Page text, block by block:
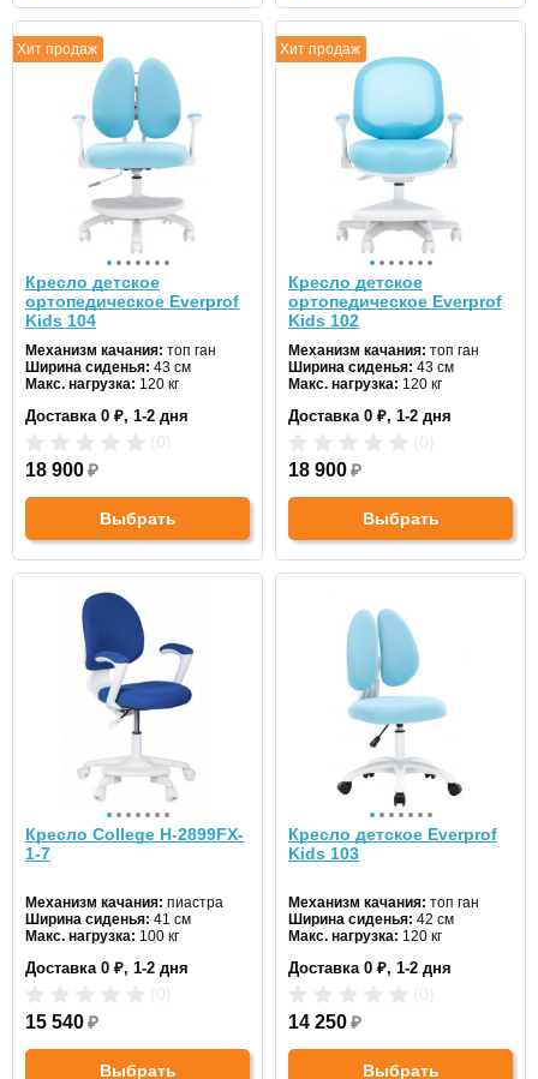
Хит продаж
Кресло детское
ортопедическое Everprof
Kids 104
Механизм качания: топ ган
Ширина сиденья: 43 см
Макс. нагрузка: 120 кг
Материал спинки:ткань
Доставка 0 ₽, 1-2 дня
18 900₽
Выбрать
Хит продаж
Кресло детское
ортопедическое Everprof
Kids 102
Механизм качания: топ ган
Ширина сиденья: 43 см
Макс. нагрузка: 120 кг
Материал спинки:ткань
Доставка 0 ₽, 1-2 дня
18 900₽
Выбрать
Кресло College H-2899FX-
1-7
Механизм качания: пиастра
Ширина сиденья: 41 см
Макс. нагрузка: 100 кг
Материал спинки:ткань
Доставка 0 ₽, 1-2 дня
15 540₽
Выбрать
Кресло детское Everprof
Kids 103
Механизм качания: топ ган
Ширина сиденья: 42 см
Макс. нагрузка: 120 кг
Материал спинки:ткань
Доставка 0 ₽, 1-2 дня
14 250₽
Выбрать